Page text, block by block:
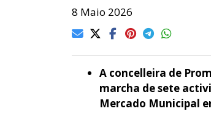
8 Maio 2026
A concelleira de
marcha de sete
Mercado Municipal